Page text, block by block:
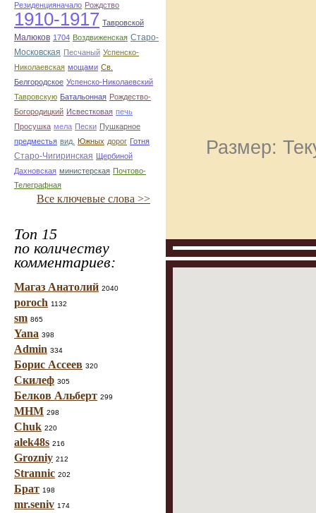
Резиденцияначало Рождство
1910-1917 Тавровской
Малюков 1704 Воздвиженская Старо-
Московская Песчаный Успенско-
Николаевская мощами Св.
Белгородское Успенско-Николаевский
Тавровскую Батальонная Рождество-
Богородицкий Исвестковая печь
Просушка мела Пески Пушкарное
предместья вид. Южных дорог Готня
Старо-Чигиринская Щербиной
Дахновская министерская Почтово-
Телеграфная
Все ключевые слова >>
Топ 15
по количеству
комментариев:
Магаз Анатолий 2040
poroch 1132
sm 865
Yana 398
Admin 334
Борис Ассеев 320
Скилеф 305
Белков Альберт 299
МНМ 298
Chuk 220
alek48s 216
Grozniy 212
Strannic 202
Брат 198
mr.seniv 174
Размер: